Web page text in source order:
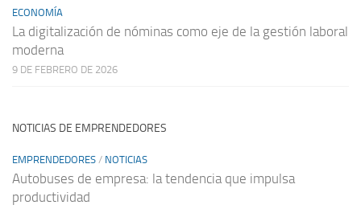
ECONOMÍA
La digitalización de nóminas como eje de la gestión laboral
moderna
9 DE FEBRERO DE 2026
NOTICIAS DE EMPRENDEDORES
EMPRENDEDORES / NOTICIAS
Autobuses de empresa: la tendencia que impulsa
productividad